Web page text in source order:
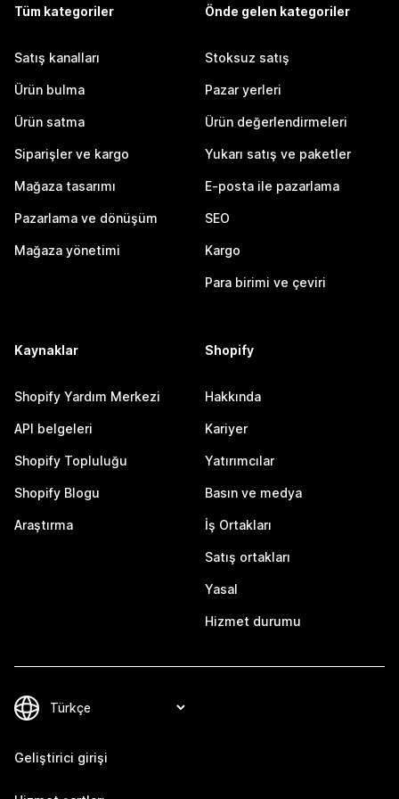
Tüm kategoriler
Satış kanalları
Ürün bulma
Ürün satma
Siparişler ve kargo
Mağaza tasarımı
Pazarlama ve dönüşüm
Mağaza yönetimi
Önde gelen kategoriler
Stoksuz satış
Pazar yerleri
Ürün değerlendirmeleri
Yukarı satış ve paketler
E-posta ile pazarlama
SEO
Kargo
Para birimi ve çeviri
Kaynaklar
Shopify Yardım Merkezi
API belgeleri
Shopify Topluluğu
Shopify Blogu
Araştırma
Shopify
Hakkında
Kariyer
Yatırımcılar
Basın ve medya
İş Ortakları
Satış ortakları
Yasal
Hizmet durumu
Geliştirici girişi